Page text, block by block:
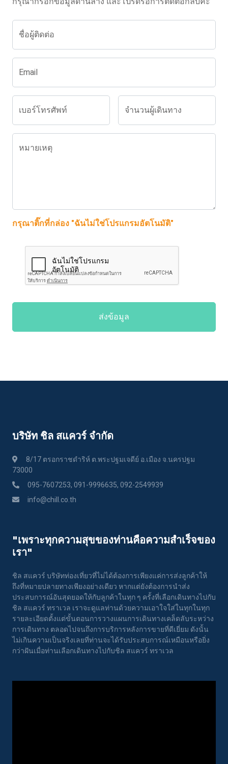
ชื่อผู้ติดต่อ
Email
เบอร์โทรศัพท์ จำนวนผู้เดินทาง
หมายเหตุ
กรุณาติ๊กที่กล่อง "ฉันไม่ใช่โปรแกรมอัตโนมัติ"
ส่งข้อมูล
บริษัท ชิล สแควร์ จำกัด
8/17 ตรอกราชดำริห์ ต.พระปฐมเจดีย์ อ.เมือง จ.นครปฐม
73000
095-7607253, 091-9996635, 092-2549939
info@chill.co.th
"เพราะทุกความสุขของท่านคือความสําเร็จของ
เรา"
ชิล สแควร์ บริษัทท่องเที่ยวที่ไม่ได้ต้องการเพียงแค่การส่งลูกค้าให้
ถึงที่หมายปลายทางเพียงอย่างเดียว หากแต่ยังต้องการนำส่ง
ประสบการณ์อันสุดยอดให้กับลูกค้าในทุก ๆ ครั้งที่เลือกเดินทางไปกับ
ชิล สแควร์ ทราเวล เราจะดูแลท่านด้วยความเอาใจใส่ในทุกในทุก
รายละเอียดตั้งแต่ขั้นตอนการวางแผนการเดินทางเคล็ดลับระหว่าง
การเดินทาง ตลอดไปจนถึงการบริการหลังการขายที่ดีเยี่ยม ดังนั้น
ไม่เกินความเป็นจริงเลยที่ท่านจะได้รับประสบการณ์เหมือนหรือยิ่ง
กว่าฝันเมื่อท่านเลือกเดินทางไปกับชิล สแควร์ ทราเวล